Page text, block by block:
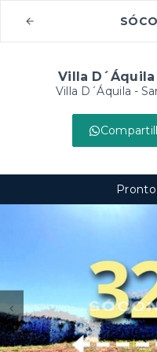
Villa
Villa D´Áquila -